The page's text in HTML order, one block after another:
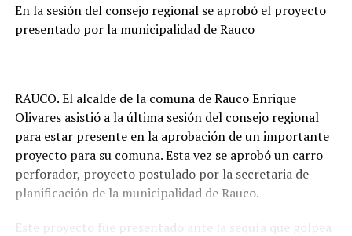
En la sesión del consejo regional se aprobó el proyecto
presentado por la municipalidad de Rauco
RAUCO. El alcalde de la comuna de Rauco Enrique
Olivares asistió a la última sesión del consejo regional
para estar presente en la aprobación de un importante
proyecto para su comuna. Esta vez se aprobó un carro
perforador, proyecto postulado por la secretaria de
planificación de la municipalidad de Rauco.
Este proyecto fue presentado ante la sequía que golpea